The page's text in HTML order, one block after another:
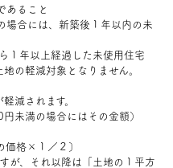
営業時間: AM9:30-PM8:00
0120-787-221
ント
あること
場合には、新築後１年以内の未
１年以上経過した未使用住宅
の軽減対象となりません。
減されます。
満の場合にはその金額）
価格×１／２〕
、それ以降は「土地の１平方